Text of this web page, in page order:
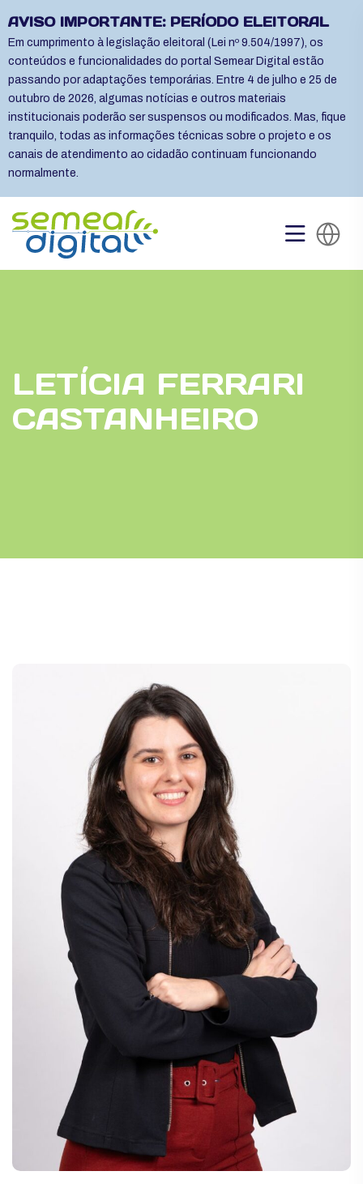
AVISO IMPORTANTE: PERÍODO ELEITORAL
Em cumprimento à legislação eleitoral (Lei nº 9.504/1997), os
conteúdos e funcionalidades do portal Semear Digital estão
passando por adaptações temporárias. Entre 4 de julho e 25 de
outubro de 2026, algumas notícias e outros materiais
institucionais poderão ser suspensos ou modificados. Mas, fique
tranquilo, todas as informações técnicas sobre o projeto e os
canais de atendimento ao cidadão continuam funcionando
normalmente.
LETÍCIA FERRARI
CASTANHEIRO